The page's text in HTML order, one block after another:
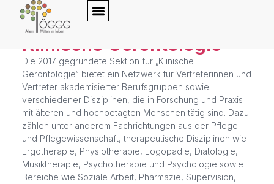
Klinische Gerontologie
Die 2017 gegründete Sektion für „Klinische
Gerontologie“ bietet ein Netzwerk für Vertreterinnen und
Vertreter akademisierter Berufsgruppen sowie
verschiedener Disziplinen, die in Forschung und Praxis
mit älteren und hochbetagten Menschen tätig sind. Dazu
zählen unter anderem Fachrichtungen aus der Pflege
und Pflegewissenschaft, therapeutische Disziplinen wie
Ergotherapie, Physiotherapie, Logopädie, Diätologie,
Musiktherapie, Psychotherapie und Psychologie sowie
Bereiche wie Soziale Arbeit, Pharmazie, Supervision,